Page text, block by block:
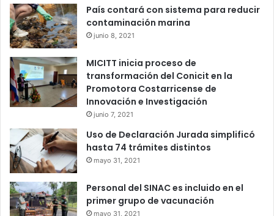
País contará con sistema para reducir
contaminación marina
junio 8, 2021
MICITT inicia proceso de
transformación del Conicit en la
Promotora Costarricense de
Innovación e Investigación
junio 7, 2021
Uso de Declaración Jurada simplificó
hasta 74 trámites distintos
mayo 31, 2021
Personal del SINAC es incluido en el
primer grupo de vacunación
mayo 31, 2021